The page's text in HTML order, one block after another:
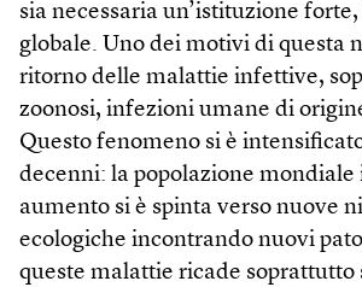
sia necessaria un’istituzione
globale. Uno dei motivi di questa
ritorno delle malattie infettive,
zoonosi, infezioni umane di
Questo fenomeno si è
decenni: la popolazione
aumento si è spinta verso nuove
ecologiche incontrando nuovi
queste malattie ricade soprattutto